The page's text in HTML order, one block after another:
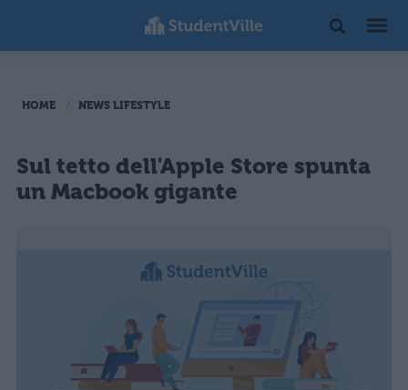
HOME NEWS LIFESTYLE
Sul tetto dell'Apple Store spunta
un Macbook gigante